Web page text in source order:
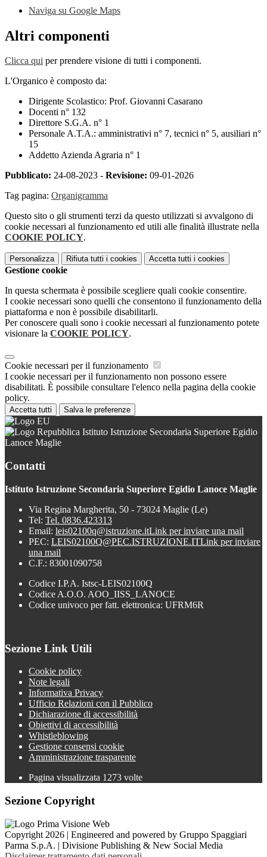
Naviga su Google Maps
Altri componenti
Clicca qui per prendere visione di tutti i componenti.
L'Organico è composto da:
Dirigente Scolastico: Prof. Giovanni Casarano
Docenti n° 132
Direttore S.G.A. n° 1
Personale A.T.A.: amministrativi n° 7, tecnici n° 5, ausiliari n°
15
Addetto Azienda Agraria n° 1
Pubblicato: 24-08-2023 - Revisione: 09-01-2026
Tag pagina: Organigramma
Questo sito o gli strumenti terzi da questo utilizzati si avvalgono di
cookie necessari al funzionamento ed utili alle finalità illustrate nella
COOKIE POLICY.
Personalizza Rifiuta tutti i cookies Accetta tutti i cookies
Gestione cookie
In questa schermata è possibile scegliere quali cookie consentire.
I cookie necessari sono quelli che consentono il funzionamento della
piattaforma e non è possibile disabilitarli.
Per conoscere quali sono i cookie necessari al funzionamento potete
visionare la COOKIE POLICY.
Cookie necessari per il funzionamento
I cookie necessari per il funzionamento non possono essere
disabilitati. È possibile consultare l'elenco nella pagina della cookie
policy.
Accetta tutti Salva le preferenze
Istituto Istruzione Secondaria Superiore Egidio
Lanoce Maglie
Contatti
Istituto Istruzione Secondaria Superiore Egidio Lanoce Maglie
Via Regina Margherita, 50 - 73024 Maglie (Le)
Tel: Tel. 0836.423313
Email: leis02100q@istruzione.itLink per inviare una mail
PEC: LEIS02100Q@PEC.ISTRUZIONE.ITLink per inviare
una mail
C.F.: 83001090758
Codice I.P.A. Istsc-LEIS02100Q
Codice A.O.O. AOO_IISS_LANOCE
Codice univoco per fatt. elettronica: UFRM6R
Sezione Link Utili
Cookie policy
Note legali
Informativa Privacy
Ufficio Relazioni con il Pubblico
Dichiarazione di accessibilità
Obiettivi di accessibilità
Whistleblowing
Gestione consensi cookie
Amministrazione trasparente
Pagina visualizzata 1273 volte
Sezione Copyright
Copyright 2026 | Engineered and powered by Gruppo Spaggiari
Parma S.p.A. | Divisione Publishing & New Social Media